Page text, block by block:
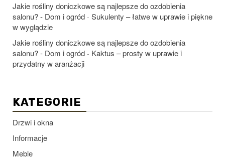
Jakie rośliny doniczkowe są najlepsze do ozdobienia
salonu? - Dom i ogród - Sukulenty – łatwe w uprawie i piękne
w wyglądzie
Jakie rośliny doniczkowe są najlepsze do ozdobienia
salonu? - Dom i ogród - Kaktus – prosty w uprawie i
przydatny w aranżacji
KATEGORIE
Drzwi i okna
Informacje
Meble